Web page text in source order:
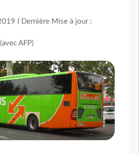
I Dernière Mise à jour :
AFP)